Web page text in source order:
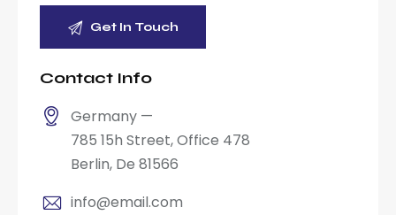
Contact Info
Germany —
785 15h Street, Office 478
Berlin, De 81566
info@email.com